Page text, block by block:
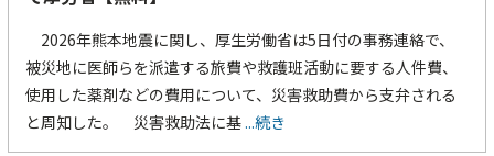
2026年熊本地震に関し、厚生労働省は5日付の事務連絡で、
被災地に医師らを派遣する旅費や救護班活動に要する人件費、
使用した薬剤などの費用について、災害救助費から支弁される
と周知した。 災害救助法に基...続き